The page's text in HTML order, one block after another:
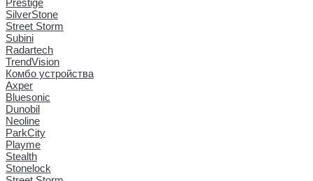
Prestige
SilverStone
Street Storm
Subini
Radartech
TrendVision
Комбо устройства
Axper
Bluesonic
Dunobil
Neoline
ParkCity
Playme
Stealth
Stonelock